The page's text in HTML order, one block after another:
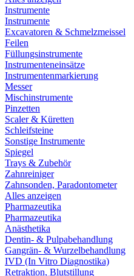
Instrumente
Instrumente
Excavatoren & Schmelzmeissel
Feilen
Füllungsinstrumente
Instrumenteneinsätze
Instrumentenmarkierung
Messer
Mischinstrumente
Pinzetten
Scaler & Küretten
Schleifsteine
Sonstige Instrumente
Spiegel
Trays & Zubehör
Zahnreiniger
Zahnsonden, Paradontometer
Alles anzeigen
Pharmazeutika
Pharmazeutika
Anästhetika
Dentin- & Pulpabehandlung
Gangrän- & Wurzelbehandlung
IVD (In Vitro Diagnostika)
Retraktion, Blutstillung